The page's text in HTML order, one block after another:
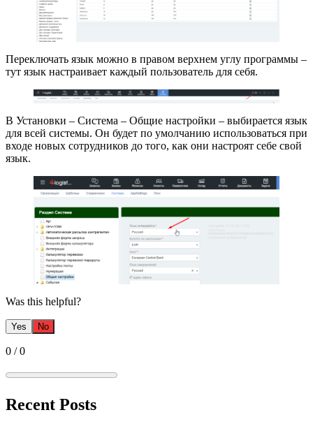
Переключать язык можно в правом верхнем углу программы –
тут язык настраивает каждый пользователь для себя.
В Установки – Система – Общие настройки – выбирается язык
для всей системы. Он будет по умолчанию использоваться при
входе новых сотрудников до того, как они настроят себе свой
язык.
Was this helpful?
Yes No
0 /0
Recent Posts